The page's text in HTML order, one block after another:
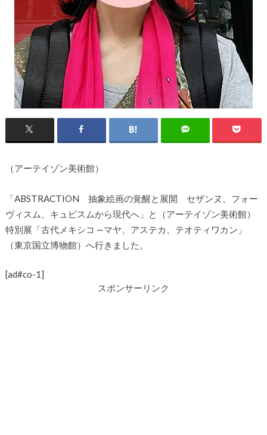
（アーテイゾン美術館）
「ABSTRACTION 抽象絵画の覚醒と展開 セザンヌ、フォー
ヴィスム、キュビスムから現代へ」と（アーテイゾン美術館）
特別展「古代メキシコ —マヤ、アステカ、テオティワカン」
（東京国立博物館）へ行きました。
[ad#co-1]
スポンサーリンク